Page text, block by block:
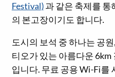
Festival) 과 같은 축제를 통
의 본고장이기도 합니다.
도시의 보석 중 하나는 공
티오가 있는 아름다운 6km
입니다. 무료 공용 Wi-Fi를